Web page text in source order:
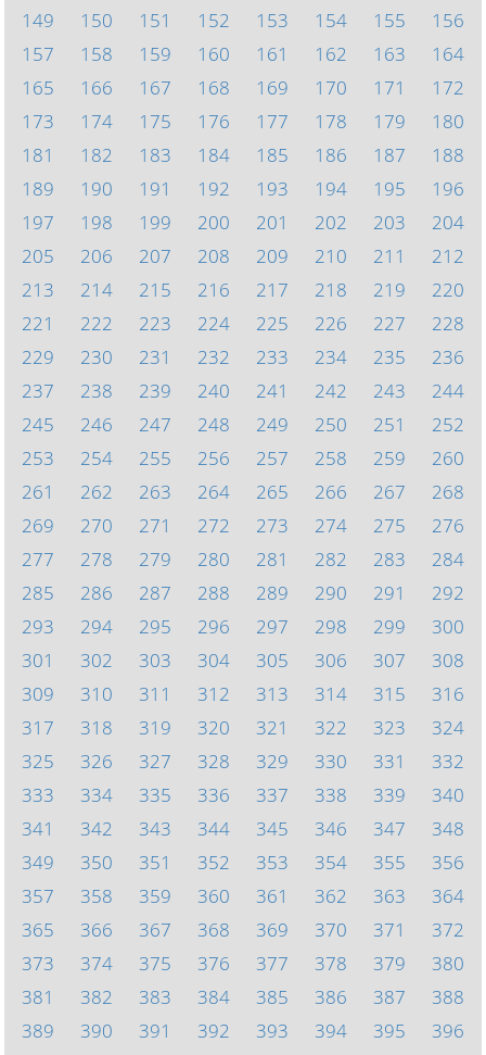
149
150 151 152 153 154 155
156
157
158 159 160 161 162 163
164
165
166 167 168 169 170 171
172
173
174 175 176 177 178 179
180
181
182 183 184 185 186 187
188
189
190 191 192 193 194 195
196
197
198 199 200 201 202 203
204
205
206 207 208 209 210 211
212
213
214 215 216 217 218 219
220
221
222 223 224 225 226 227
228
229
230 231 232 233 234 235
236
237
238 239 240 241 242 243
244
245
246 247 248 249 250 251
252
253
254 255 256 257 258 259
260
261
262 263 264 265 266 267
268
269
270 271 272 273 274 275
276
277
278 279 280 281 282 283
284
285
286 287 288 289 290 291
292
293
294 295 296 297 298 299
300
301
302 303 304 305 306 307
308
309
310 311 312 313 314 315
316
317
318 319 320 321 322 323
324
325
326 327 328 329 330 331
332
333
334 335 336 337 338 339
340
341
342 343 344 345 346 347
348
349
350 351 352 353 354 355
356
357
358 359 360 361 362 363
364
365
366 367 368 369 370 371
372
373
374 375 376 377 378 379
380
381
382 383 384 385 386 387
388
389
390 391 392 393 394 395
396